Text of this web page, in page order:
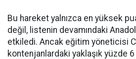
Bu hareket yalnızca en yüksek
değil, listenin devamındaki
etkiledi. Ancak eğitim yöneticisi
kontenjanlardaki yaklaşık yüzde